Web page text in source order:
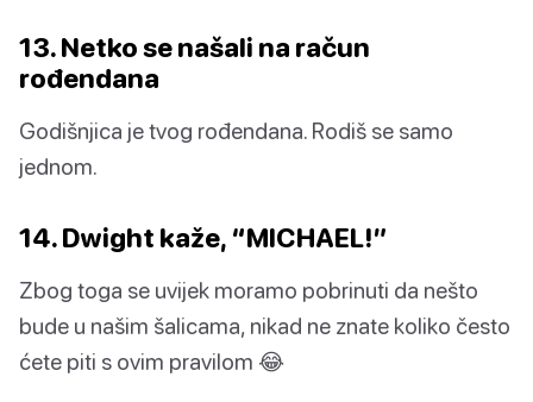
13. Netko se našali na račun
rođendana
Godišnjica je tvog rođendana. Rodiš se samo
jednom.
14. Dwight kaže, “MICHAEL!”
Zbog toga se uvijek moramo pobrinuti da nešto
bude u našim šalicama, nikad ne znate koliko često
ćete piti s ovim pravilom 😂